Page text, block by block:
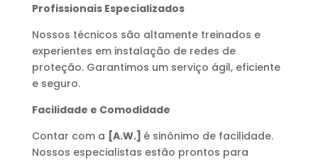
Profissionais Especializados
Nossos técnicos são altamente treinados e
experientes em instalação de redes de
proteção. Garantimos um serviço ágil, eficiente
e seguro.
Facilidade e Comodidade
Contar com a [A.W.] é sinônimo de facilidade.
Nossos especialistas estão prontos para